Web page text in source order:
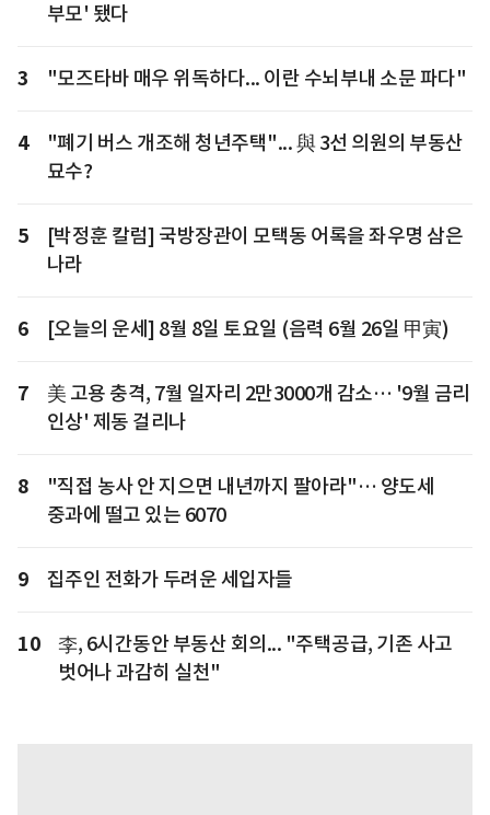
부모' 됐다
3 "모즈타바 매우 위독하다... 이란 수뇌부내 소문 파다"
4
"폐기 버스 개조해 청년주택"... 與 3선 의원의 부동산
묘수?
5
[박정훈 칼럼] 국방장관이 모택동 어록을 좌우명 삼은
나라
6 [오늘의 운세] 8월 8일 토요일 (음력 6월 26일 甲寅)
7
美 고용 충격, 7월 일자리 2만3000개 감소… '9월 금리
인상' 제동 걸리나
8
"직접 농사 안 지으면 내년까지 팔아라"… 양도세
중과에 떨고 있는 6070
9 집주인 전화가 두려운 세입자들
10
李, 6시간동안 부동산 회의... "주택공급, 기존 사고
벗어나 과감히 실천"